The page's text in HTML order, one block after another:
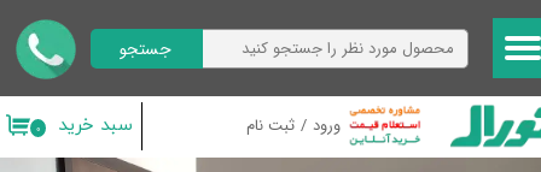
ورود / ثبت نام
حساب کاربری من
تغییر گذر واژه
سفارشات
جستجو
۰ سبد خرید